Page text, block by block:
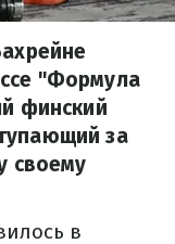
"Формула
финский
за
своему
в